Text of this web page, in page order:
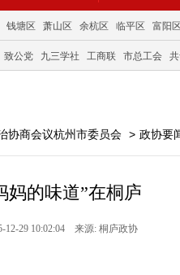
钱塘区 萧山区 余杭区 临平区 富阳
致公党 九三学社 工商联 市总工会
协商会议杭州市委员会 > 政协要
妈的味道”在桐庐
12-29 10:02:04 来源: 桐庐政协